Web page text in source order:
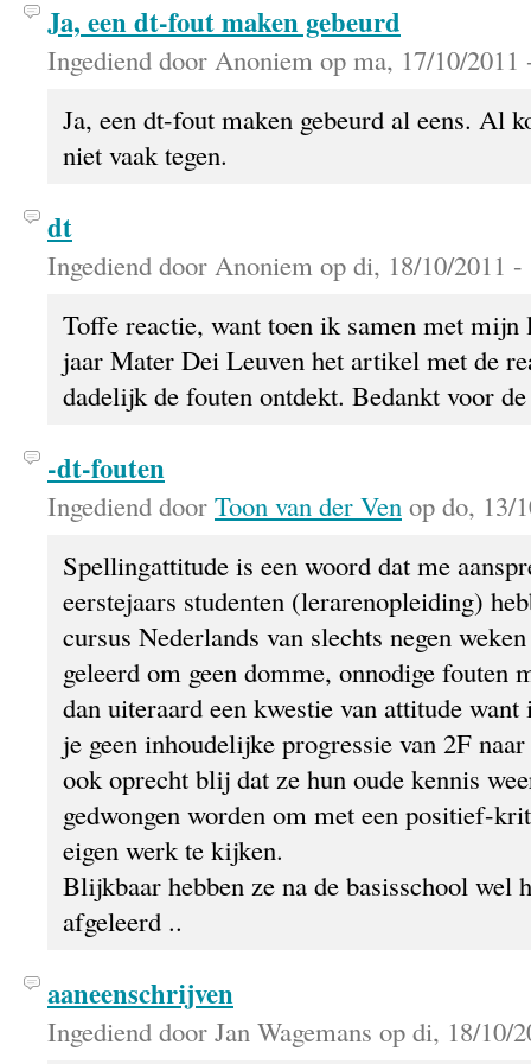
Ja, een dt-fout maken gebeurd
Ingediend door Anoniem op ma, 17/10/2011
Ja, een dt-fout maken gebeurd al eens. Al
niet vaak tegen.
dt
Ingediend door Anoniem op di, 18/10/2011 -
Toffe reactie, want toen ik samen met mijn
jaar Mater Dei Leuven het artikel met de
dadelijk de fouten ontdekt. Bedankt voor
-dt-fouten
Ingediend door Toon van der Ven op do, 13/
Spellingattitude is een woord dat me
eerstejaars studenten (lerarenopleiding)
cursus Nederlands van slechts negen
geleerd om geen domme, onnodige fouten
dan uiteraard een kwestie van attitude want
je geen inhoudelijke progressie van 2F
ook oprecht blij dat ze hun oude kennis
gedwongen worden om met een positief-
eigen werk te kijken.
Blijkbaar hebben ze na de basisschool wel
afgeleerd ..
aaneenschrijven
Ingediend door Jan Wagemans op di, 18/10/